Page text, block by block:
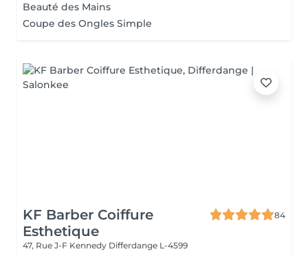
Beauté des Mains
Coupe des Ongles Simple
KF Barber Coiffure
Esthetique
84
47, Rue J-F Kennedy Differdange L-4599